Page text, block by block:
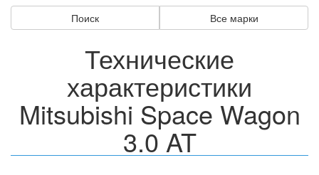
Поиск Все марки
Технические
характеристики
Mitsubishi Space Wagon
3.0 AT